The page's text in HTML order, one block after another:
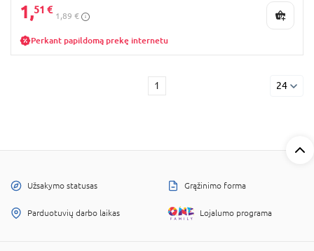
1,51 €
1,89 €
Perkant papildomą prekę internetu
1 24
Užsakymo statusas Grąžinimo forma
Parduotuvių darbo laikas Lojalumo programa